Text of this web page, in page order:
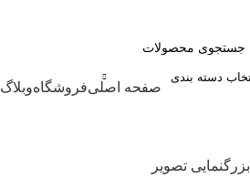
دسته بندی
بندی کالاها صفحه اصلیفروشگاهوبلاگ
بزرگنمایی تصویر